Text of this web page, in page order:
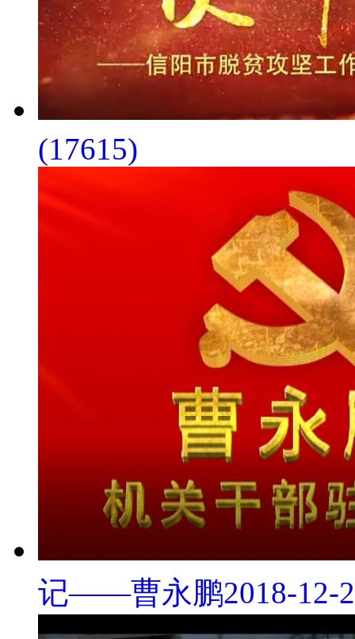
(17615)
记——曹永鹏2018-12-